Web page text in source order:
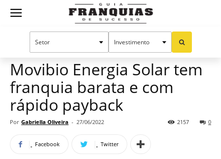
Guia
Mercado de franquias Publieditorial
Movibio Energia Solar tem
franquia barata e com
rápido payback
Por Gabriella Oliveira - 27/06/2022 0
2157
Facebook Twitter